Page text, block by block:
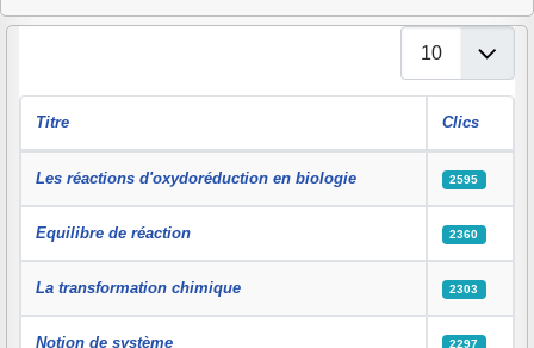
Affichage #
Titre Clics
Les réactions d'oxydoréduction en biologie 2595
Equilibre de réaction 2360
La transformation chimique 2303
Notion de système 2297